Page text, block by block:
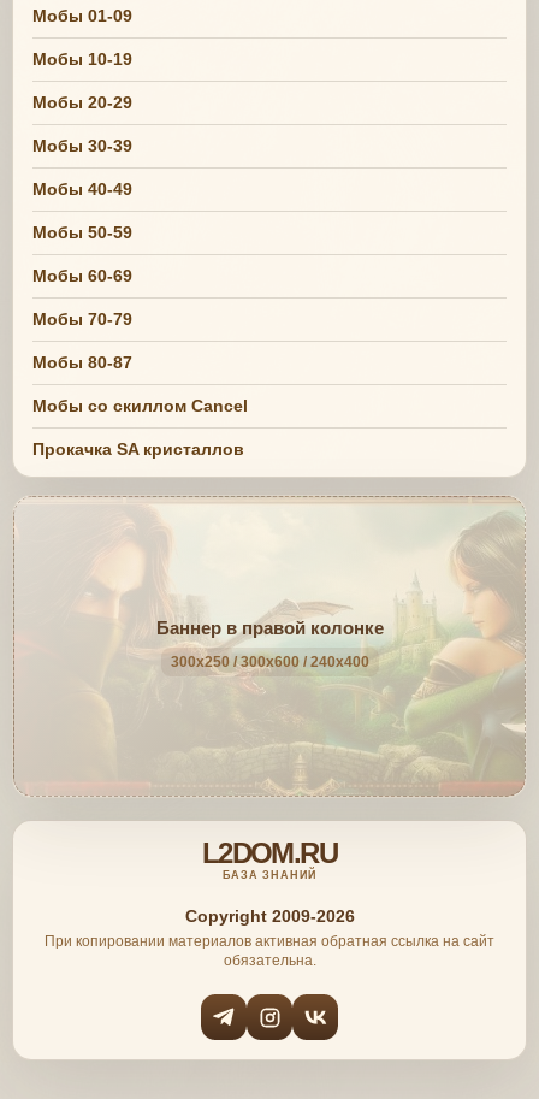
Мобы 01-09
Мобы 10-19
Мобы 20-29
Мобы 30-39
Мобы 40-49
Мобы 50-59
Мобы 60-69
Мобы 70-79
Мобы 80-87
Мобы со скиллом Cancel
Прокачка SA кристаллов
Баннер в правой колонке
300x250 / 300x600 / 240x400
L2DOM.RU
БАЗА ЗНАНИЙ
Copyright 2009-2026
При копировании материалов активная обратная ссылка на сайт
обязательна.